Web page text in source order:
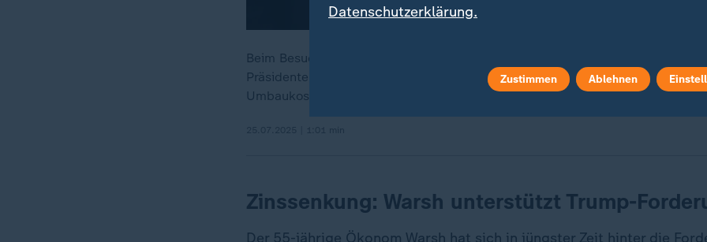
Beim Besuch von Donald Trump am Sitz der US-Notenbank geht der Streit
Präsidenten und Fed-Chef Jerome Powell weiter. Vordergründig geht um die
Umbaukosten. Die Szene im Video.
Zinssenkung: Warsh unterstützt Trump-
Der 55-jährige Ökonom Warsh hat sich in jüngster Zeit hinter die
Datenschutzerklärung.
Zustimmen Ablehnen